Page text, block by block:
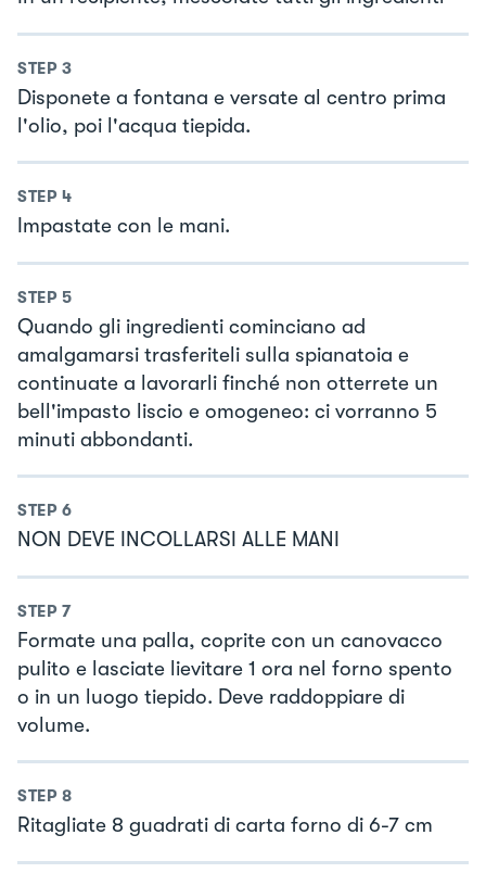
STEP 3
Disponete a fontana e versate al centro prima
l'olio, poi l'acqua tiepida.
STEP 4
Impastate con le mani.
STEP 5
Quando gli ingredienti cominciano ad
amalgamarsi trasferiteli sulla spianatoia e
continuate a lavorarli finché non otterrete un
bell'impasto liscio e omogeneo: ci vorranno 5
minuti abbondanti.
STEP 6
NON DEVE INCOLLARSI ALLE MANI
STEP 7
Formate una palla, coprite con un canovacco
pulito e lasciate lievitare 1 ora nel forno spento
o in un luogo tiepido. Deve raddoppiare di
volume.
STEP 8
Ritagliate 8 guadrati di carta forno di 6-7 cm